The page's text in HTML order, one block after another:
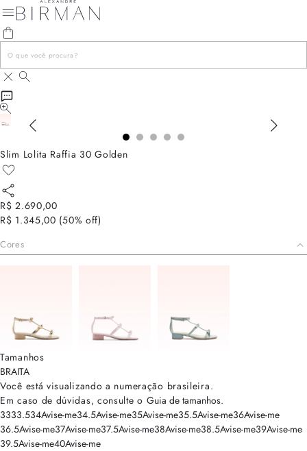
Slim Lolita Raffia 30 Golden
R$ 2.690,00
R$ 1.345,00 (50% off)
Cores
Tamanhos
BRAITA
Você está visualizando a numeração brasileira.
Em caso de dúvidas, consulte o Guia de tamanhos.
3333.534Avise-me34.5Avise-me35Avise-me35.5Avise-me36Avise-me
36.5Avise-me37Avise-me37.5Avise-me38Avise-me38.5Avise-me39Avise-me
39.5Avise-me40Avise-me